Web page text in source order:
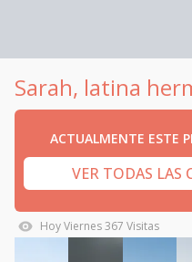
Sarah, latina
ACTUALMENTE ESTE
VER TODAS LAS
HoyViernes367 Visitas